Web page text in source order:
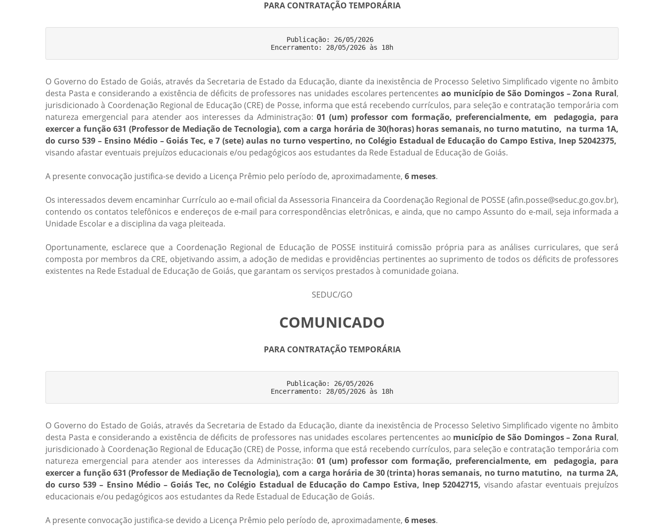
PARA CONTRATAÇÃO TEMPORÁRIA
Publicação: 26/05/2026
O Governo do Estado de Goiás, através da Secretaria de Estado da Educação, diante da inexistência de Processo Seletivo Simplificado vigente no âmbito
desta Pasta e considerando a existência de déficits de professores nas unidades escolares pertencentes ao município de São Domingos – Zona Rural,
jurisdicionado à Coordenação Regional de Educação (CRE) de Posse, informa que está recebendo currículos, para seleção e contratação temporária com
natureza emergencial para atender aos interesses da Administração: 01 (um) professor com formação, preferencialmente, em pedagogia, para
exercer a função 631 (Professor de Mediação de Tecnologia), com a carga horária de 30(horas) horas semanais, no turno matutino, na turma 1A,
do curso 539 – Ensino Médio – Goiás Tec, e 7 (sete) aulas no turno vespertino, no Colégio Estadual de Educação do Campo Estiva, Inep 52042375,
visando afastar eventuais prejuízos educacionais e/ou pedagógicos aos estudantes da Rede Estadual de Educação de Goiás.
A presente convocação justifica-se devido a Licença Prêmio pelo período de, aproximadamente, 6 meses.
Os interessados devem encaminhar Currículo ao e-mail oficial da Assessoria Financeira da Coordenação Regional de POSSE (afin.posse@seduc.go.gov.br),
contendo os contatos telefônicos e endereços de e-mail para correspondências eletrônicas, e ainda, que no campo Assunto do e-mail, seja informada a
Unidade Escolar e a disciplina da vaga pleiteada.
Oportunamente, esclarece que a Coordenação Regional de Educação de POSSE instituirá comissão própria para as análises curriculares, que será
composta por membros da CRE, objetivando assim, a adoção de medidas e providências pertinentes ao suprimento de todos os déficits de professores
existentes na Rede Estadual de Educação de Goiás, que garantam os serviços prestados à comunidade goiana.
SEDUC/GO
COMUNICADO
PARA CONTRATAÇÃO TEMPORÁRIA
Publicação: 26/05/2026
O Governo do Estado de Goiás, através da Secretaria de Estado da Educação, diante da inexistência de Processo Seletivo Simplificado vigente no âmbito
desta Pasta e considerando a existência de déficits de professores nas unidades escolares pertencentes ao município de São Domingos – Zona Rural,
jurisdicionado à Coordenação Regional de Educação (CRE) de Posse, informa que está recebendo currículos, para seleção e contratação temporária com
natureza emergencial para atender aos interesses da Administração: 01 (um) professor com formação, preferencialmente, em pedagogia, para
exercer a função 631 (Professor de Mediação de Tecnologia), com a carga horária de 30 (trinta) horas semanais, no turno matutino, na turma 2A,
do curso 539 – Ensino Médio – Goiás Tec, no Colégio Estadual de Educação do Campo Estiva, Inep 52042715, visando afastar eventuais prejuízos
educacionais e/ou pedagógicos aos estudantes da Rede Estadual de Educação de Goiás.
A presente convocação justifica-se devido a Licença Prêmio pelo período de, aproximadamente, 6 meses.